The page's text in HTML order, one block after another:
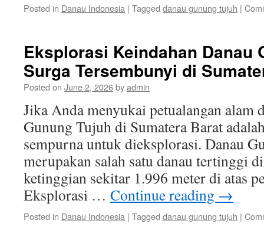
Posted in Danau Indonesia | Tagged danau gunung tujuh |
Eksplorasi Keindahan Danau
Surga Tersembunyi di
Posted on June 2, 2026byadmin
Jika Anda menyukai petualangan alam
Gunung Tujuh di Sumatera Barat
sempurna untuk dieksplorasi. Danau
merupakan salah satu danau tertinggi
ketinggian sekitar 1.996 meter di atas
Eksplorasi … Continue reading →
Posted in Danau Indonesia | Tagged danau gunung tujuh |